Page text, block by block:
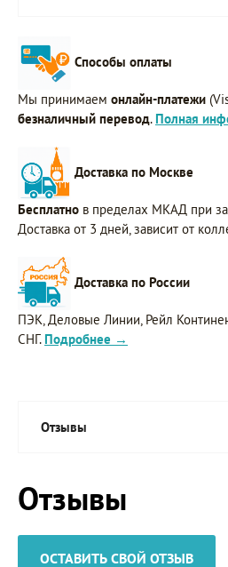
Способы оплаты
Мы принимаем онлайн-платежи
безналичный перевод. Полная
Доставка по Москве
Бесплатно в пределах МКАД при
Доставка от 3 дней, зависит от
Доставка по России
ПЭК, Деловые Линии, Рейл
СНГ. Подробнее →
Отзывы
Отзывы
ОСТАВИТЬ СВОЙ ОТЗЫВ